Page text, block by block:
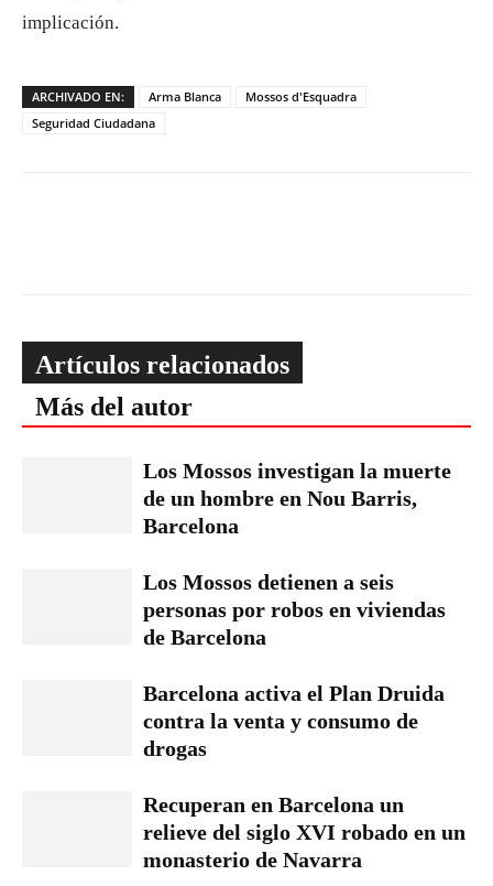
implicación.
ARCHIVADO EN: Arma Blanca
Mossos d'Esquadra
Seguridad Ciudadana
Artículos relacionados
Más del autor
Los Mossos investigan la muerte
de un hombre en Nou Barris,
Barcelona
Los Mossos detienen a seis
personas por robos en viviendas
de Barcelona
Barcelona activa el Plan Druida
contra la venta y consumo de
drogas
Recuperan en Barcelona un
relieve del siglo XVI robado en un
monasterio de Navarra